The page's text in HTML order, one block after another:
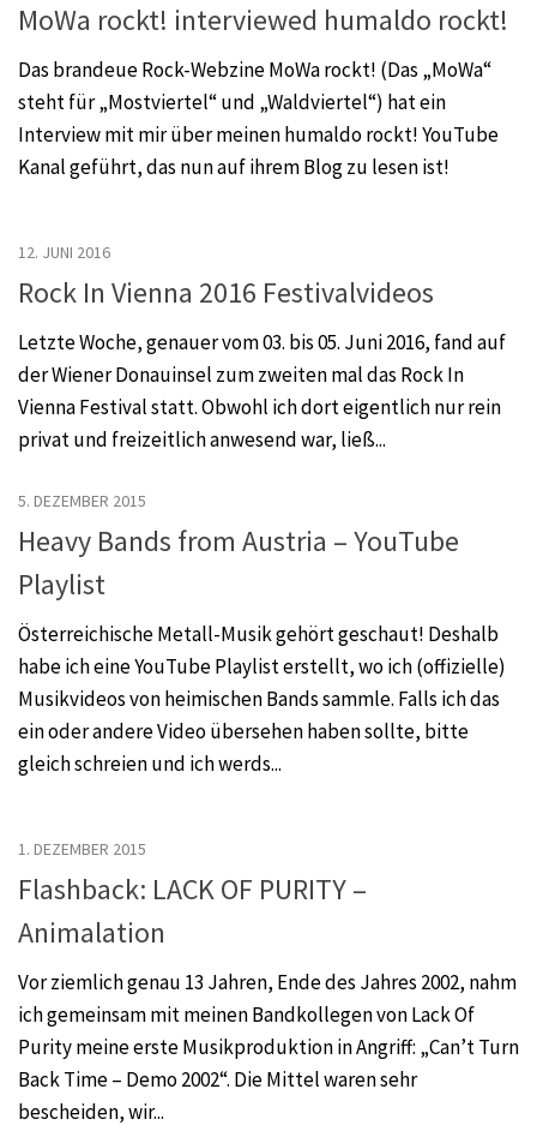
MoWa rockt! interviewed humaldo rockt!
Das brandeue Rock-Webzine MoWa rockt! (Das „MoWa“
steht für „Mostviertel“ und „Waldviertel“) hat ein
Interview mit mir über meinen humaldo rockt! YouTube
Kanal geführt, das nun auf ihrem Blog zu lesen ist!
12. JUNI 2016
Rock In Vienna 2016 Festivalvideos
Letzte Woche, genauer vom 03. bis 05. Juni 2016, fand auf
der Wiener Donauinsel zum zweiten mal das Rock In
Vienna Festival statt. Obwohl ich dort eigentlich nur rein
privat und freizeitlich anwesend war, ließ...
5. DEZEMBER 2015
Heavy Bands from Austria – YouTube
Playlist
Österreichische Metall-Musik gehört geschaut! Deshalb
habe ich eine YouTube Playlist erstellt, wo ich (offizielle)
Musikvideos von heimischen Bands sammle. Falls ich das
ein oder andere Video übersehen haben sollte, bitte
gleich schreien und ich werds...
1. DEZEMBER 2015
Flashback: LACK OF PURITY –
Animalation
Vor ziemlich genau 13 Jahren, Ende des Jahres 2002, nahm
ich gemeinsam mit meinen Bandkollegen von Lack Of
Purity meine erste Musikproduktion in Angriff: „Can’t Turn
Back Time – Demo 2002“. Die Mittel waren sehr
bescheiden, wir...